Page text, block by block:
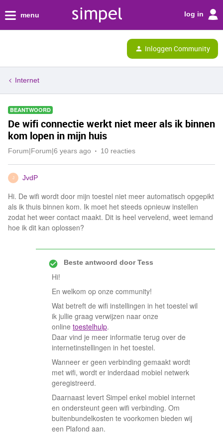
menu log in
Inloggen Community
Internet
BEANTWOORD
De wifi connectie werkt niet meer als ik binnen
kom lopen in mijn huis
Forum|Forum|6 years ago 10 reacties
J JvdP
Hi. De wifi wordt door mijn toestel niet meer automatisch opgepikt
als ik thuis binnen kom. Ik moet het steeds opnieuw instellen
zodat het weer contact maakt. Dit is heel vervelend, weet iemand
hoe ik dit kan oplossen?
Beste antwoord doorTess
Hi!
En welkom op onze community!
Wat betreft de wifi instellingen in het toestel wil
ik jullie graag verwijzen naar onze
online toestelhulp.
Daar vind je meer informatie terug over de
internetinstellingen in het toestel.
Wanneer er geen verbinding gemaakt wordt
met wifi, wordt er inderdaad mobiel netwerk
geregistreerd.
Daarnaast levert Simpel enkel mobiel internet
en ondersteunt geen wifi verbinding. Om
buitenbundelkosten te voorkomen bieden wij
een Plafond aan.